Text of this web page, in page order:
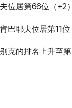
位居第66位（+2）
巴耶夫位居第11
克的排名上升至